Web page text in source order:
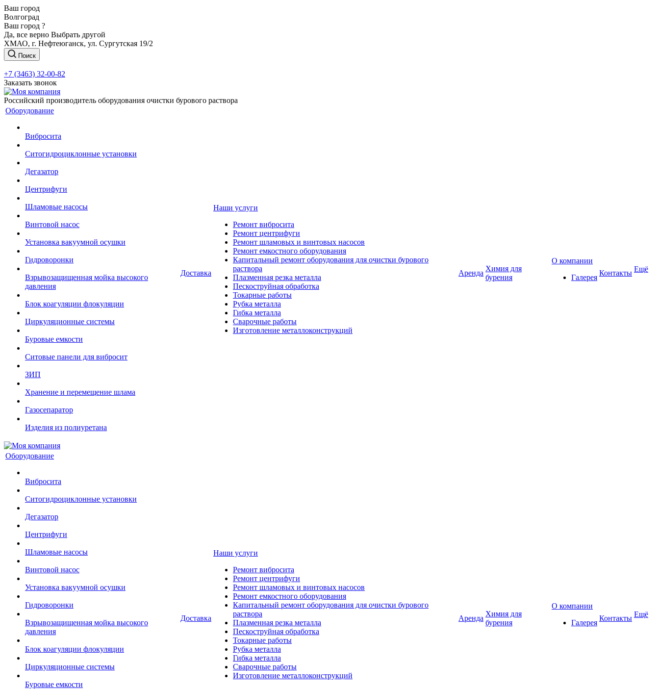
Ваш город
Волгоград
Ваш город ?
Да, все верно Выбрать другой
ХМАО, г. Нефтеюганск, ул. Сургутская 19/2
Поиск
+7 (3463) 32-00-82
Заказать звонок
Российский производитель оборудования очистки бурового раствора
Оборудование
Вибросита
Ситогидроциклонные установки
Дегазатор
Центрифуги
Шламовые насосы
Винтовой насос
Установка вакуумной осушки
Гидроворонки
Взрывозащищенная мойка высокого
давления
Блок коагуляции флокуляции
Циркуляционные системы
Буровые емкости
Ситовые панели для вибросит
ЗИП
Хранение и перемещение шлама
Газосепаратор
Изделия из полиуретана
Доставка
Наши услуги
Ремонт вибросита
Ремонт центрифуги
Ремонт шламовых и винтовых насосов
Ремонт емкостного оборудования
Капитальный ремонт оборудования для очистки бурового
раствора
Плазменная резка металла
Пескоструйная обработка
Токарные работы
Рубка металла
Гибка металла
Сварочные работы
Изготовление металлоконструкций
Аренда
Химия для
бурения
О компании
Галерея
Контакты Ещё
Оборудование
Вибросита
Ситогидроциклонные установки
Дегазатор
Центрифуги
Шламовые насосы
Винтовой насос
Установка вакуумной осушки
Гидроворонки
Взрывозащищенная мойка высокого
давления
Блок коагуляции флокуляции
Циркуляционные системы
Буровые емкости
Доставка
Наши услуги
Ремонт вибросита
Ремонт центрифуги
Ремонт шламовых и винтовых насосов
Ремонт емкостного оборудования
Капитальный ремонт оборудования для очистки бурового
раствора
Плазменная резка металла
Пескоструйная обработка
Токарные работы
Рубка металла
Гибка металла
Сварочные работы
Изготовление металлоконструкций
Аренда
Химия для
бурения
О компании
Галерея
Контакты Ещё